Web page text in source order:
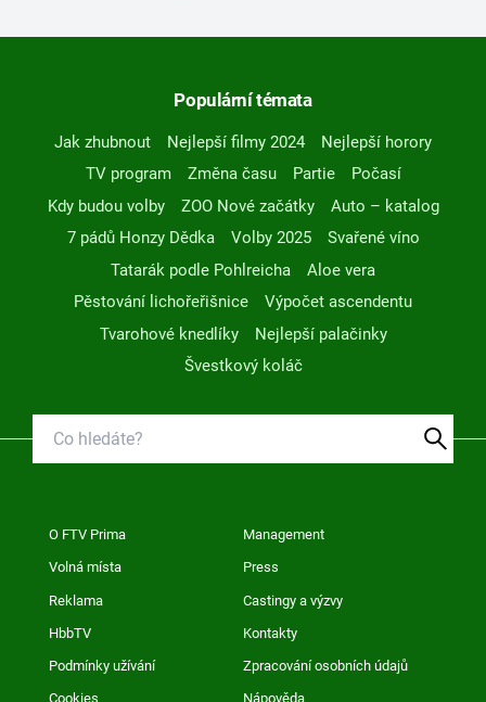
Populární témata
Jak zhubnout Nejlepší filmy 2024
Nejlepší horory
TV program
Změna času Partie
Počasí
Kdy budou volby
ZOO Nové začátky
Auto – katalog
7 pádů Honzy Dědka
Volby 2025
Svařené víno
Tatarák podle Pohlreicha
Aloe vera
Pěstování lichořeřišnice
Výpočet ascendentu
Tvarohové knedlíky
Nejlepší palačinky
Švestkový koláč
O FTV Prima Management
Volná místa Press
Reklama Castingy a výzvy
HbbTV Kontakty
Podmínky užívání Zpracování osobních údajů
Cookies Nápověda